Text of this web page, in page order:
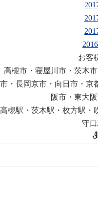
お客
高槻市・寝屋川市・茨木
市・長岡京市・向日市・京
阪市・東大
高槻駅・茨木駅・枚方駅・
守